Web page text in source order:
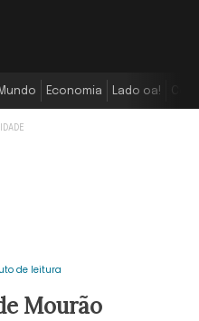
Mundo Economia Lado oa!
de leitura
Mourão